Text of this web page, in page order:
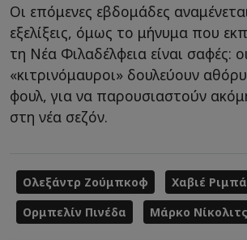
Οι επόμενες εβδομάδες
εξελίξεις, όμως το μήνυμα που
τη Νέα Φιλαδέλφεια είναι σαφές:
«κιτρινόμαυροι» δουλεύουν
φουλ, για να παρουσιαστούν
στη νέα σεζόν.
Ολεξάντρ Ζούμπκοφ
Χαβιέ
Ορμπελίν Πινέδα
Μάρκο Νίκολιτς